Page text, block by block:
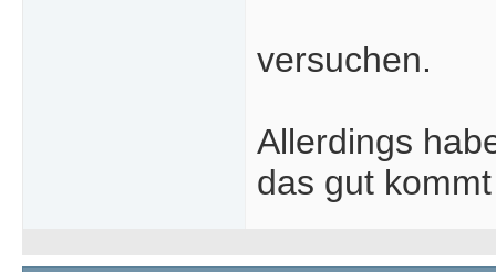
versuchen.
Allerdings
das gut kommt